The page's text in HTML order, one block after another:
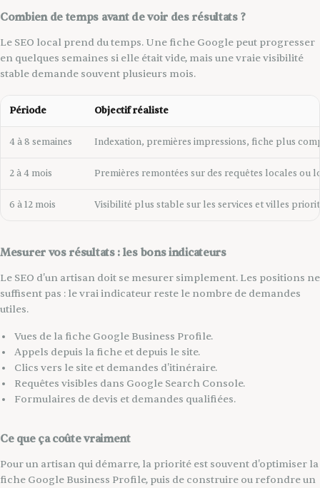
Combien de temps avant de voir des résultats ?
Le SEO local prend du temps. Une fiche Google peut progresser
en quelques semaines si elle était vide, mais une vraie visibilité
stable demande souvent plusieurs mois.
Période Objectif réaliste
4 à 8 semaines Indexation, premières impressions, fiche plus
2 à 4 mois Premières remontées sur des requêtes locales ou
6 à 12 mois Visibilité plus stable sur les services et villes
Mesurer vos résultats : les bons indicateurs
Le SEO d'un artisan doit se mesurer simplement. Les positions ne
suffisent pas : le vrai indicateur reste le nombre de demandes
utiles.
Vues de la fiche Google Business Profile.
Appels depuis la fiche et depuis le site.
Clics vers le site et demandes d'itinéraire.
Requêtes visibles dans Google Search Console.
Formulaires de devis et demandes qualifiées.
Ce que ça coûte vraiment
Pour un artisan qui démarre, la priorité est souvent d'optimiser la
fiche Google Business Profile, puis de construire ou refondre un